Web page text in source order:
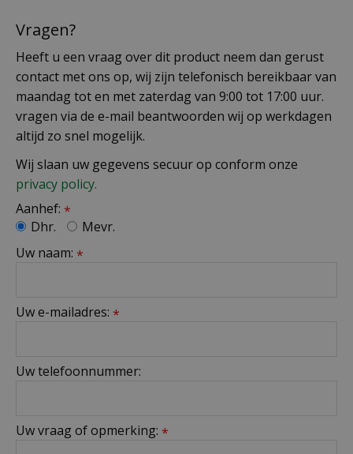
Vragen?
Heeft u een vraag over dit product neem dan gerust
contact met ons op, wij zijn telefonisch bereikbaar van
maandag tot en met zaterdag van 9:00 tot 17:00 uur.
vragen via de e-mail beantwoorden wij op werkdagen
altijd zo snel mogelijk.
Wij slaan uw gegevens secuur op conform onze
privacy policy.
Aanhef: *
Dhr.
Mevr.
Uw naam: *
Uw e-mailadres: *
Uw telefoonnummer:
Uw vraag of opmerking: *